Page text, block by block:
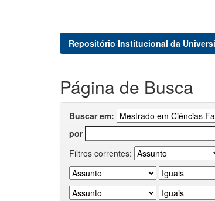
Repositório Institucional da
Página de Busca
Buscar em:
por
Filtros correntes: